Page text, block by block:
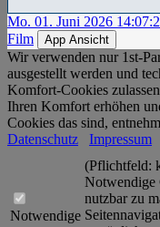
Mo. 01. Juni 2026
Film
App Ansicht
Wir verwenden nur 1st-
ausgestellt werden und
Komfort-Cookies
Ihren Komfort erhöhen
Cookies das sind,
Datenschutz
Impressum
Notwendige
(Pflichtfeld:
Notwendige
nutzbar zu